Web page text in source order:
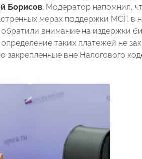
Борисов. Модератор напомнил,
мерах поддержки МСП в
внимание на издержки
таких платежей не
вне Налогового